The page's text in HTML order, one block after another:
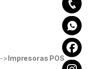
->Impresoras POS